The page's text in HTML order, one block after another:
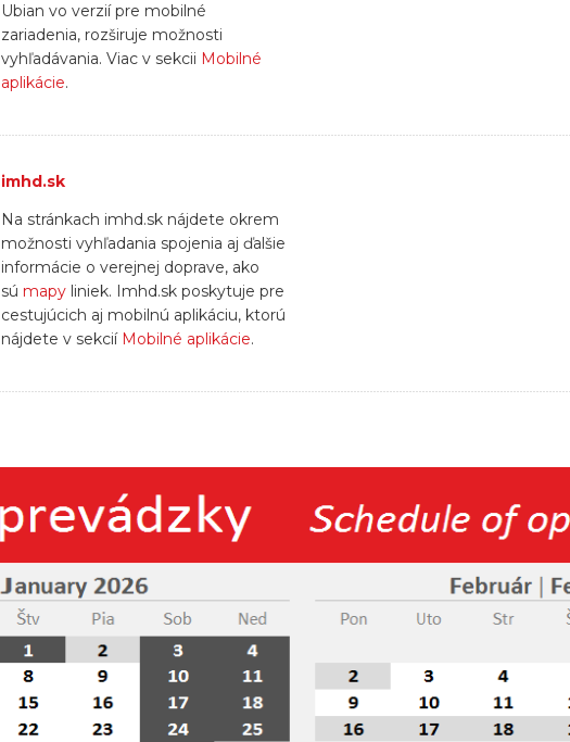
Ubian vo verzií pre mobilné
zariadenia, rozširuje možnosti
vyhľadávania. Viac v sekcii Mobilné
aplikácie.
imhd.sk
Na stránkach imhd.sk nájdete okrem
možnosti vyhľadania spojenia aj ďalšie
informácie o verejnej doprave, ako
sú mapyliniek. Imhd.sk poskytuje pre
cestujúcich aj mobilnú aplikáciu, ktorú
nájdete v sekcií Mobilné aplikácie.